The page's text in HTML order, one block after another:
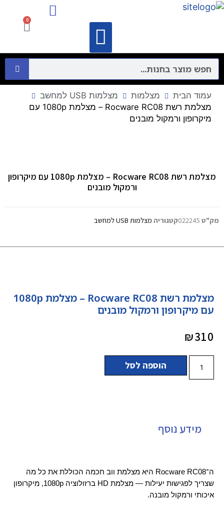
0
עמוד הבית מצלמות
מצלמות USB למחשב
מצלמת רשת Rocware RC08 – מצלמת 1080p עם
מיקרופון ורמקול מובנים
מצלמת רשת Rocware RC08 – מצלמת 1080p
עם מיקרופון ורמקול מובנים
₪310
הוספה לסל
מידע נוסף
ה־Rocware RC08 היא מצלמת ווב חכמה הכוללת את כל מה
שצריך לפגישות יעילות — מצלמת HD ברזולוציה 1080p, מיקרופון
איכותי ורמקול מובנה.
מצלמת רשת Rocware RC08 – מצלמת 1080p עם מיקרופון
ורמקול מובנים
מק"ט 022245קטגוריה מצלמות USB למחשב